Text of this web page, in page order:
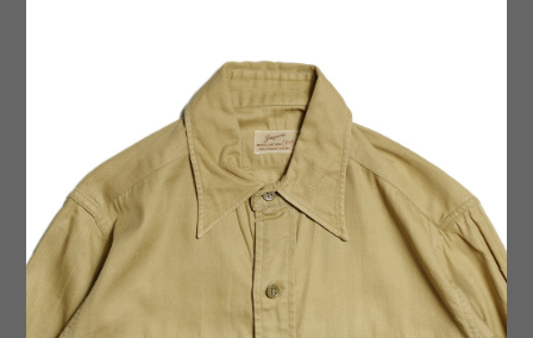
【SPRAYWAY(スプレーウェ
イ)】Mellor Jacket メラージ
ャケットが入荷いたしまし...
【SALVAGE PUBLIC サルヴ
ェージ・パブリック】Standa
rd S/S Tee(Logo Outline) ...